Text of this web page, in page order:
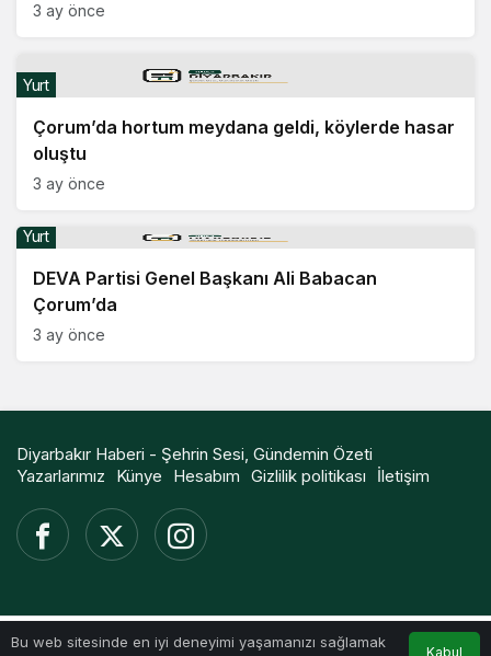
3 ay önce
Çorum’da hortum meydana geldi, köylerde hasar
oluştu
Yurt
3 ay önce
DEVA Partisi Genel Başkanı Ali Babacan
Çorum’da
Yurt
3 ay önce
Bu web sitesinde en iyi deneyimi yaşamanızı sağlamak
Kabul
Diyarbakır Haberi - Şehrin Sesi, Gündemin Özeti
Yazarlarımız
Künye Hesabım Gizlilik politikası İletişim